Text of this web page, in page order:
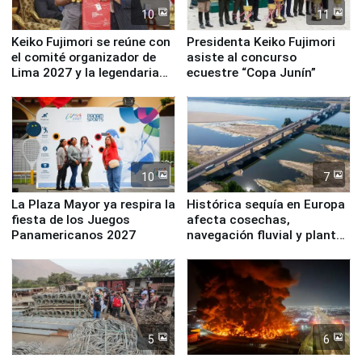
10
Keiko Fujimori se reúne con
el comité organizador de
Lima 2027 y la legendaria
11
Presidenta Keiko Fujimori
asiste al concurso
ecuestre “Copa Junín”
10
La Plaza Mayor ya respira la
fiesta de los Juegos
Panamericanos 2027
7
Histórica sequía en Europa
afecta cosechas,
navegación fluvial y plantas
5 6